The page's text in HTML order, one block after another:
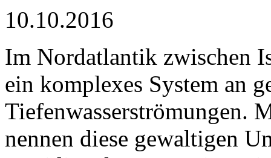
10.10.2016
Im Nordatlantik zwischen
ein komplexes System an
Tiefenwasserströmungen.
nennen diese gewaltigen